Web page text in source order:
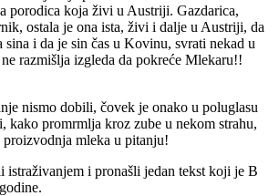
stanje nije promenilo. Podsećamo Mlekaru
porodica koja živi u Austriji. Gazdarica,
ostala je ona ista, živi i dalje u Austriji, da
i da je sin čas u Kovinu, svrati nekad u
razmišlja izgleda da pokreće Mlekaru!!
nismo dobili, čovek je onako u poluglasu
kako promrmlja kroz zube u nekom strahu,
i pronašli jedan tekst koji je B